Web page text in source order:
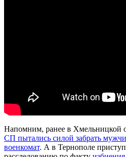
Напомним, ранее в Хмельницкой
СП пытались силой забрать
военкомат. А в Тернополе